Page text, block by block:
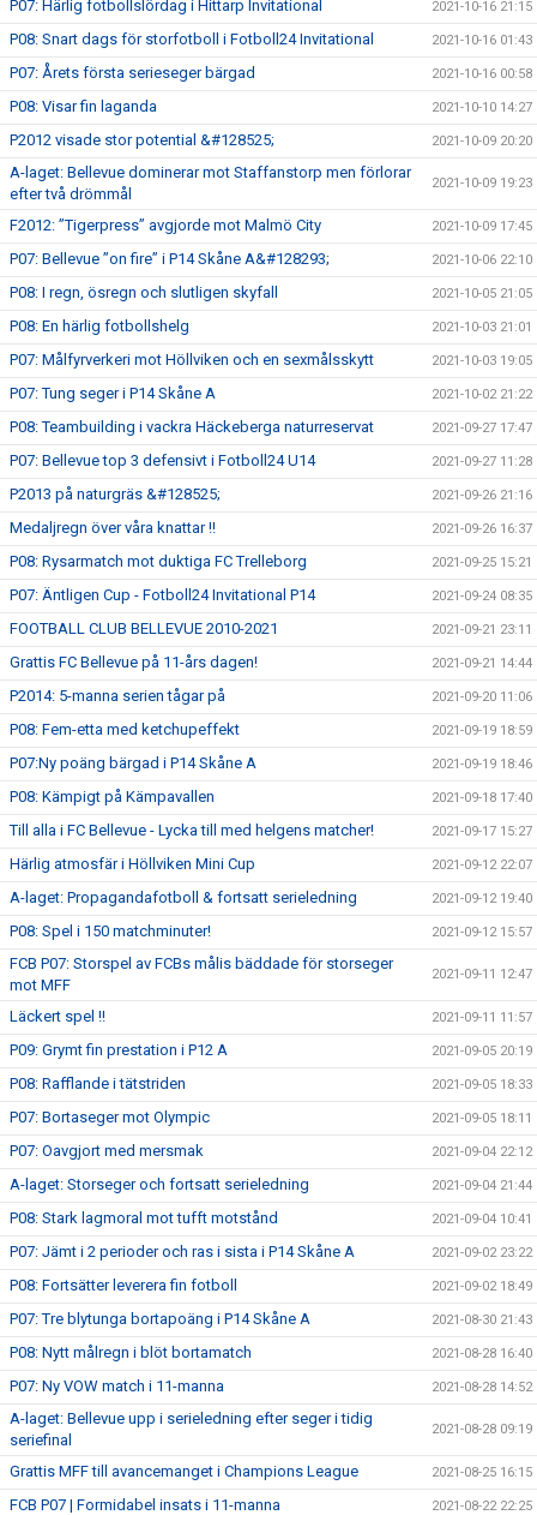
P07: Härlig fotbollslördag i Hittarp Invitational 2021-10-16 21:15
P08: Snart dags för storfotboll i Fotboll24 Invitational 2021-10-16 01:43
P07: Årets första serieseger bärgad 2021-10-16 00:58
P08: Visar fin laganda 2021-10-10 14:27
P2012 visade stor potential &#128525; 2021-10-09 20:20
A-laget: Bellevue dominerar mot Staffanstorp men förlorar
efter två drömmål
2021-10-09 19:23
F2012: ”Tigerpress” avgjorde mot Malmö City 2021-10-09 17:45
P07: Bellevue ”on fire” i P14 Skåne A&#128293; 2021-10-06 22:10
P08: I regn, ösregn och slutligen skyfall 2021-10-05 21:05
P08: En härlig fotbollshelg 2021-10-03 21:01
P07: Målfyrverkeri mot Höllviken och en sexmålsskytt 2021-10-03 19:05
P07: Tung seger i P14 Skåne A 2021-10-02 21:22
P08: Teambuilding i vackra Häckeberga naturreservat 2021-09-27 17:47
P07: Bellevue top 3 defensivt i Fotboll24 U14 2021-09-27 11:28
P2013 på naturgräs &#128525; 2021-09-26 21:16
Medaljregn över våra knattar !! 2021-09-26 16:37
P08: Rysarmatch mot duktiga FC Trelleborg 2021-09-25 15:21
P07: Äntligen Cup - Fotboll24 Invitational P14 2021-09-24 08:35
FOOTBALL CLUB BELLEVUE 2010-2021 2021-09-21 23:11
Grattis FC Bellevue på 11-års dagen! 2021-09-21 14:44
P2014: 5-manna serien tågar på 2021-09-20 11:06
P08: Fem-etta med ketchupeffekt 2021-09-19 18:59
P07:Ny poäng bärgad i P14 Skåne A 2021-09-19 18:46
P08: Kämpigt på Kämpavallen 2021-09-18 17:40
Till alla i FC Bellevue - Lycka till med helgens matcher! 2021-09-17 15:27
Härlig atmosfär i Höllviken Mini Cup 2021-09-12 22:07
A-laget: Propagandafotboll & fortsatt serieledning 2021-09-12 19:40
P08: Spel i 150 matchminuter! 2021-09-12 15:57
FCB P07: Storspel av FCBs målis bäddade för storseger
mot MFF
2021-09-11 12:47
Läckert spel !! 2021-09-11 11:57
P09: Grymt fin prestation i P12 A 2021-09-05 20:19
P08: Rafflande i tätstriden 2021-09-05 18:33
P07: Bortaseger mot Olympic 2021-09-05 18:11
P07: Oavgjort med mersmak 2021-09-04 22:12
A-laget: Storseger och fortsatt serieledning 2021-09-04 21:44
P08: Stark lagmoral mot tufft motstånd 2021-09-04 10:41
P07: Jämt i 2 perioder och ras i sista i P14 Skåne A 2021-09-02 23:22
P08: Fortsätter leverera fin fotboll 2021-09-02 18:49
P07: Tre blytunga bortapoäng i P14 Skåne A 2021-08-30 21:43
P08: Nytt målregn i blöt bortamatch 2021-08-28 16:40
P07: Ny VOW match i 11-manna 2021-08-28 14:52
A-laget: Bellevue upp i serieledning efter seger i tidig
seriefinal
2021-08-28 09:19
Grattis MFF till avancemanget i Champions League 2021-08-25 16:15
FCB P07 | Formidabel insats i 11-manna 2021-08-22 22:25